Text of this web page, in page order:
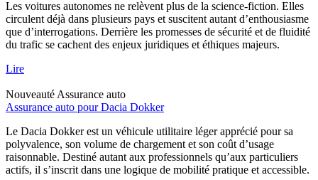
Les voitures autonomes ne relèvent plus de la science-fiction. Elles
circulent déjà dans plusieurs pays et suscitent autant d’enthousiasme
que d’interrogations. Derrière les promesses de sécurité et de fluidité
du trafic se cachent des enjeux juridiques et éthiques majeurs.
Lire
Nouveauté Assurance auto
Assurance auto pour Dacia Dokker
Le Dacia Dokker est un véhicule utilitaire léger apprécié pour sa
polyvalence, son volume de chargement et son coût d’usage
raisonnable. Destiné autant aux professionnels qu’aux particuliers
actifs, il s’inscrit dans une logique de mobilité pratique et accessible.